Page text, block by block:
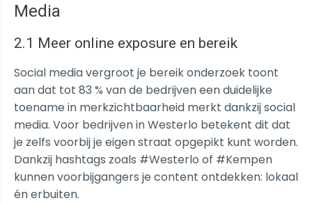
Media
2.1 Meer online exposure en bereik
Social media vergroot je bereik onderzoek toont
aan dat tot 83 % van de bedrijven een duidelijke
toename in merkzichtbaarheid merkt dankzij social
media. Voor bedrijven in Westerlo betekent dit dat
je zelfs voorbij je eigen straat opgepikt kunt worden.
Dankzij hashtags zoals #Westerlo of #Kempen
kunnen voorbijgangers je content ontdekken: lokaal
én erbuiten.